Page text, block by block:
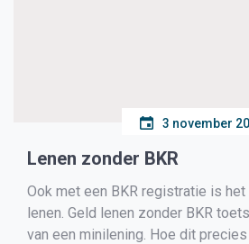
3 november
Lenen zonder BKR
Ook met een BKR registratie is
lenen. Geld lenen zonder BKR
van een minilening. Hoe dit